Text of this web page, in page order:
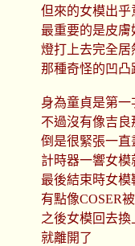
但來的女模出
最重要的是皮膚
燈打上去完全居
那種奇怪的凹凸
身為童貞是第
不過沒有像吉良
倒是很緊張一直
計時器一響女模
最後結束時女
有點像COSER
之後女模回去
就離開了